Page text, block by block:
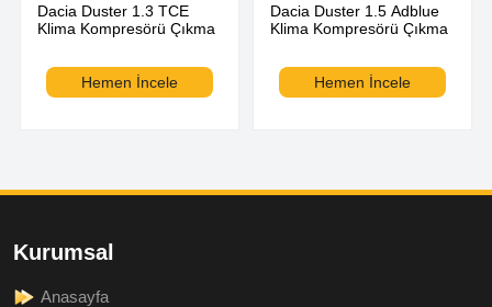
Dacia Duster 1.3 TCE
Klima Kompresörü Çıkma
Hemen İncele
Dacia Duster 1.5 Adblue
Klima Kompresörü Çıkma
Hemen İncele
Kurumsal
Anasayfa